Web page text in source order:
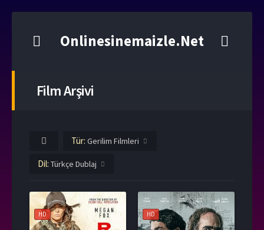
Onlinesinemaizle.Net
Film Arşivi
Tür: Gerilim Filmleri
Dil: Türkçe Dublaj
HD HD